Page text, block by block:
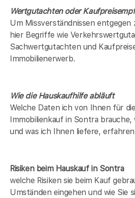
Wertgutachten oder
Um Missverständnissen
hier Begriffe wie
Sachwertgutachten und
Immobilienerwerb.
Wie die Hauskaufhilfe abläuft
Welche Daten ich von Ihnen für
Immobilienkauf in Sontra
und was ich Ihnen liefere, erfahren
Risiken beim Hauskaufin Sontra
welche Risiken sie beim Kauf
Umständen eingehen und wie Sie